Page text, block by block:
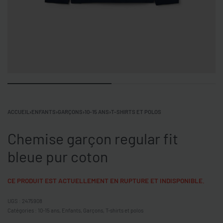
ACCUEIL ›ENFANTS›GARÇONS›10-15 ANS›T-SHIRTS ET POLOS
Chemise garçon regular fit
bleue pur coton
CE PRODUIT EST ACTUELLEMENT EN RUPTURE ET INDISPONIBLE.
2475908
Catégories :
10-15 ans Enfants Garçons T-shirts et polos